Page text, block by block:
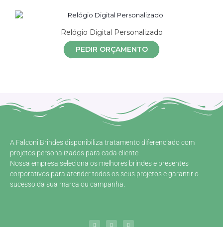
Relógio Digital Personalizado
PEDIR ORÇAMENTO
A Falconi Brindes disponibiliza tratamento diferenciado com
projetos personalizados para cada cliente.
Nossa empresa seleciona os melhores brindes e presentes
corporativos para atender todos os seus projetos e garantir o
sucesso da sua marca ou campanha.